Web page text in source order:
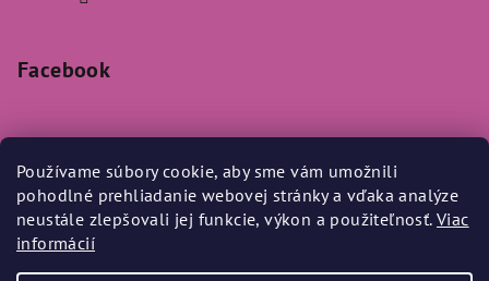
Používame súbory cookie, aby sme vám umožnili
pohodlné prehliadanie webovej stránky a vďaka analýze
neustále zlepšovali jej funkcie, výkon a použiteľnosť. Viac
informácií
Facebook
Prijímame online platby